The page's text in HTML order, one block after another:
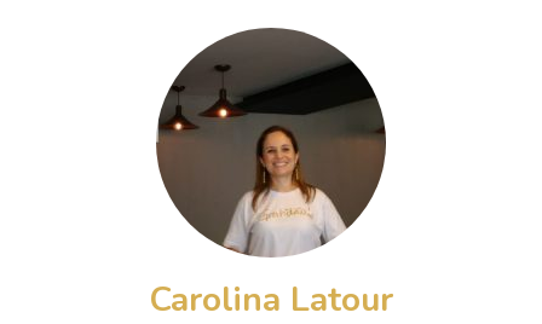
Carolina Latour